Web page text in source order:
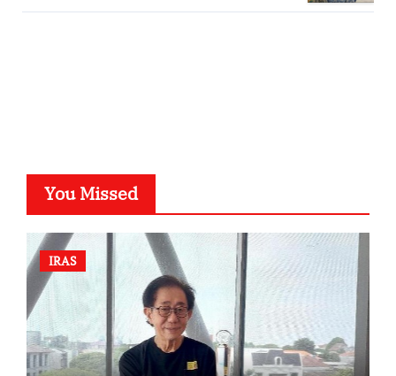
You Missed
IRAS